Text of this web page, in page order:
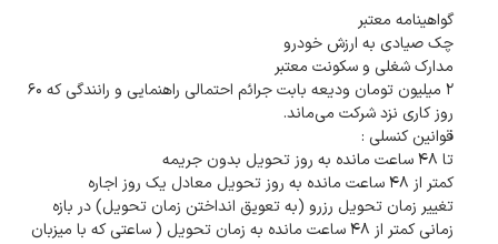
۲ میلیون تومان ودیعه بابت جرائم احتمالی راهنمایی و رانندگی که ۶۰
تغییر زمان تحویل رزرو (به تعویق انداختن زمان تحویل) در بازه
زمانی کمتر از ۴۸ ساعت مانده به زمان تحویل ( ساعتی که با میزبان